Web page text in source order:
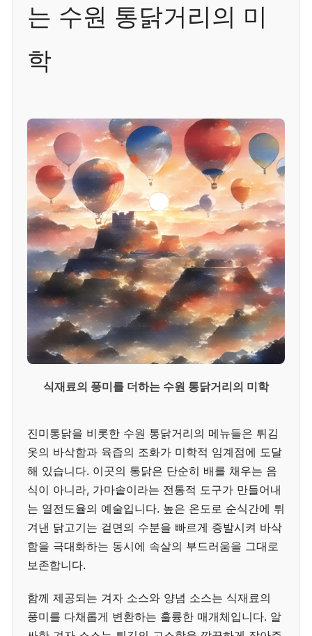
는 수원 통닭거리의 미
학
식재료의 풍미를 더하는 수원 통닭거리의 미학
진미통닭을 비롯한 수원 통닭거리의 메뉴들은 튀김
옷의 바삭함과 육즙의 조화가 미학적 임계점에 도달
해 있습니다. 이곳의 통닭은 단순히 배를 채우는 음
식이 아니라, 가마솥이라는 전통적 도구가 만들어내
는 열전도율의 예술입니다. 높은 온도로 순식간에 튀
겨낸 닭고기는 겉면의 수분을 빠르게 증발시켜 바삭
함을 극대화하는 동시에 속살의 부드러움을 그대로
보존합니다.
함께 제공되는 겨자 소스와 양념 소스는 식재료의
풍미를 다채롭게 변환하는 훌륭한 매개체입니다. 알